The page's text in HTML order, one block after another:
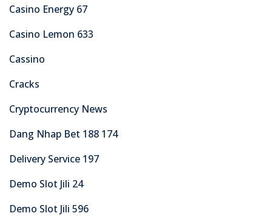
Casino Energy 67
Casino Lemon 633
Cassino
Cracks
Cryptocurrency News
Dang Nhap Bet 188 174
Delivery Service 197
Demo Slot Jili 24
Demo Slot Jili 596